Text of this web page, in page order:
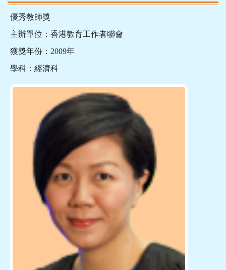
優秀教師獎
主辦單位：香港教育工作者聯會
獲獎年份：2009年
學科：經濟科